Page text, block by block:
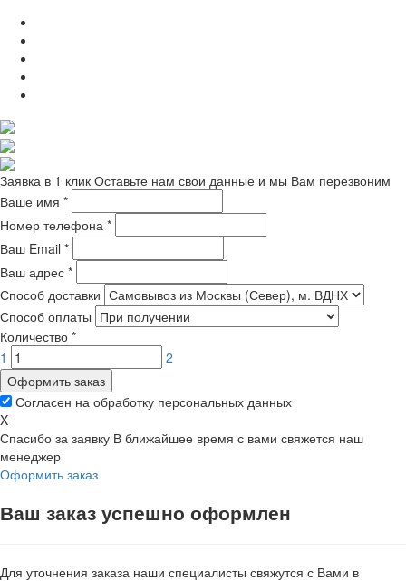
Заявка в 1 клик Оставьте нам свои данные и мы Вам перезвоним
Ваше имя *
Номер телефона *
Ваш Email *
Ваш адрес *
Способ доставки
Способ оплаты
Количество *
1
2
Оформить заказ
Согласен на обработку персональных данных
X
Спасибо за заявку В ближайшее время с вами свяжется наш
менеджер
Оформить заказ
Ваш заказ успешно оформлен
Для уточнения заказа наши специалисты свяжутся с Вами в